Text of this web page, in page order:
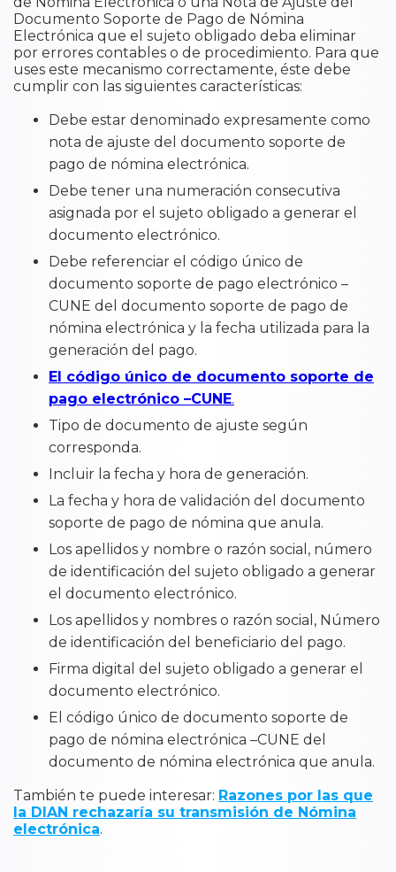
Documento Soporte de Pago de Nómina
Electrónica que el sujeto obligado deba eliminar
por errores contables o de procedimiento. Para que
uses este mecanismo correctamente, éste debe
cumplir con las siguientes características:
Debe estar denominado expresamente como
nota de ajuste del documento soporte de
pago de nómina electrónica.
Debe tener una numeración consecutiva
asignada por el sujeto obligado a generar el
documento electrónico.
Debe referenciar el código único de
documento soporte de pago electrónico –
CUNE del documento soporte de pago de
nómina electrónica y la fecha utilizada para la
generación del pago.
El código único de documento soporte de
pago electrónico –CUNE.
Tipo de documento de ajuste según
corresponda.
Incluir la fecha y hora de generación.
La fecha y hora de validación del documento
soporte de pago de nómina que anula.
Los apellidos y nombre o razón social, número
de identificación del sujeto obligado a generar
el documento electrónico.
Los apellidos y nombres o razón social, Número
de identificación del beneficiario del pago.
Firma digital del sujeto obligado a generar el
documento electrónico.
El código único de documento soporte de
pago de nómina electrónica –CUNE del
documento de nómina electrónica que anula.
También te puede interesar: Razones por las que
la DIAN rechazaría su transmisión de Nómina
electrónica.